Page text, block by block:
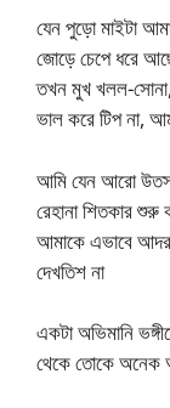
যেন পুড়ো মাইটা
জোড়ে চেপে ধরে
তখন মুখ খলল-
ভাল করে টিপ না,
আমি যেন আরো
রেহানা শিতকার
আমাকে এভাবে
দেখতিশ না
একটা অভিমানি
থেকে তোকে অনেক